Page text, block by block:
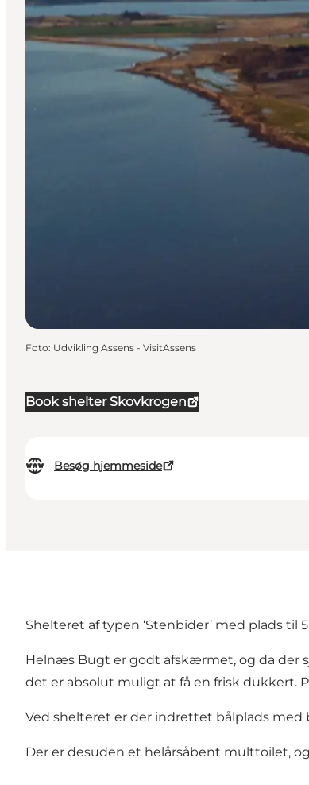
Book shelter Skovkrogen
Besøg hjemmeside
Foto: Udvikling Assens - VisitAssens
Shelteret af typen ‘Stenbider’ med plads
Helnæs Bugt er godt afskærmet, og da der
det er absolut muligt at få en frisk dukkert.
Ved shelteret er der indrettet bålplads med
Der er desuden et helårsåbent multtoilet,